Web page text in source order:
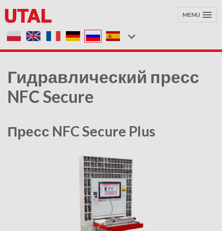
MENU
Гидравлический пресс
NFC Secure
Пресс NFC Secure Plus